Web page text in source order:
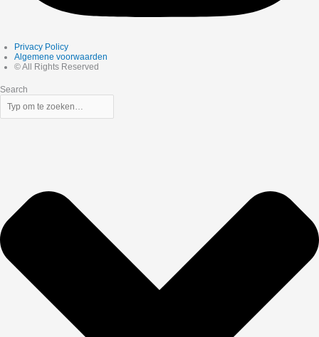
Privacy Policy
Algemene voorwaarden
© All Rights Reserved
Search